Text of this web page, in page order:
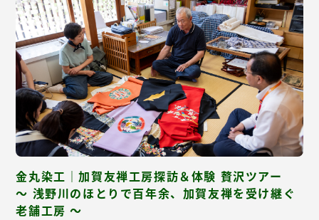
金丸染工｜加賀友禅工房探訪＆体験 贅沢ツアー
～ 浅野川のほとりで百年余、加賀友禅を受け継ぐ
老舗工房 ～